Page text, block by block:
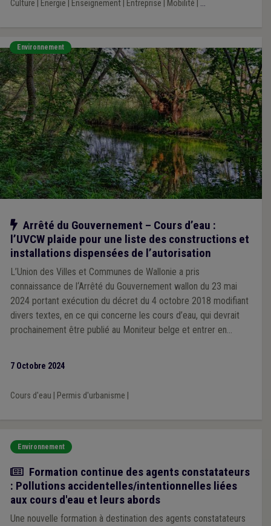
Culture Énergie Enseignement| Entreprise Mobilité ...
Environnement
Notre action
Arrêté du Gouvernement – Cours d’eau :
l’UVCW plaide pour une liste des constructions et
installations dispensées de l’autorisation
L’Union des Villes et Communes de Wallonie a pris
connaissance de l‘Arrêté du Gouvernement wallon du 23 mai
2024 portant exécution du décret du 4 octobre 2018 modifiant
divers textes, en ce qui concerne les cours d’eau, qui devrait
prochainement être publié au Moniteur belge et entrer en
et installations dispensées de cette autorisation.
7 Octobre 2024
Cours d'eau Permis d'urbanisme
Environnement
Actualité
Formation continue des agents constatateurs
: Pollutions accidentelles/intentionnelles liées
aux cours d'eau et leurs abords
Une nouvelle formation à destination des agents constatateurs